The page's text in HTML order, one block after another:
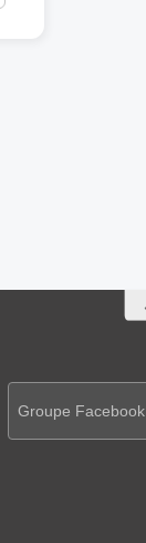
Groupe Facebook